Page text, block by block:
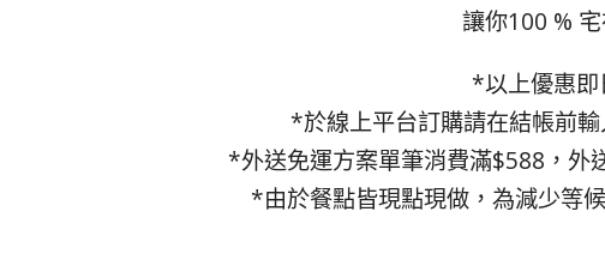
讓你100 %
*以上優惠
*於線上平台訂購請在結帳前輸
*外送免運方案單筆消費滿$588，外
*由於餐點皆現點現做，為減少等